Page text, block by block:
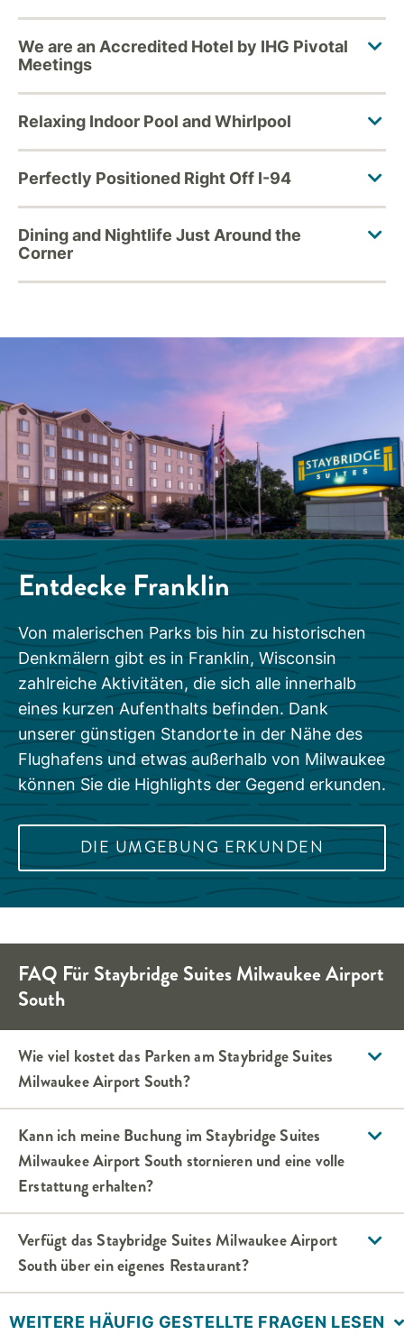
EntdeckeFranklin
Von malerischen Parks bis hin zu historischen
Denkmälern gibt es in Franklin, Wisconsin
zahlreiche Aktivitäten, die sich alle innerhalb
eines kurzen Aufenthalts befinden. Dank
unserer günstigen Standorte in der Nähe des
Flughafens und etwas außerhalb von Milwaukee
können Sie die Highlights der Gegend erkunden.
DIE UMGEBUNG ERKUNDEN
FAQ FürStaybridge SuitesMilwaukee Airport
South
Wie viel kostet das Parken am Staybridge Suites
Milwaukee Airport South?
Kann ich meine Buchung im Staybridge Suites
Milwaukee Airport Southstornieren und eine volle
Erstattung erhalten?
Verfügt das Staybridge Suites Milwaukee Airport
Southüber ein eigenes Restaurant?
WEITERE HÄUFIG GESTELLTE FRAGEN LESEN